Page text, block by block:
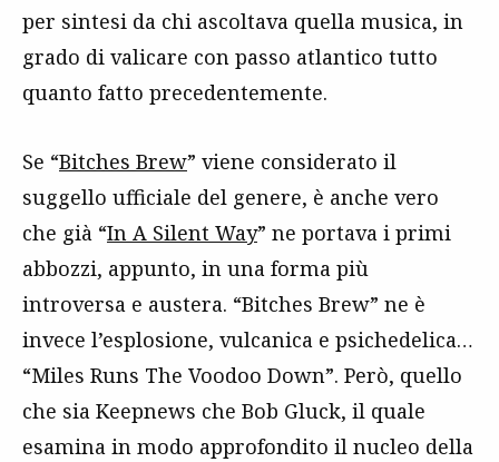
per sintesi da chi ascoltava quella musica, in
grado di valicare con passo atlantico tutto
quanto fatto precedentemente.
Se “Bitches Brew” viene considerato il
suggello ufficiale del genere, è anche vero
che già “In A Silent Way” ne portava i primi
abbozzi, appunto, in una forma più
introversa e austera. “Bitches Brew” ne è
invece l’esplosione, vulcanica e psichedelica…
“Miles Runs The Voodoo Down”. Però, quello
che sia Keepnews che Bob Gluck, il quale
esamina in modo approfondito il nucleo della